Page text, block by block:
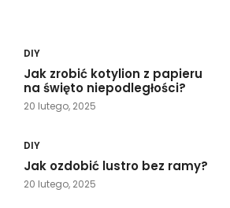
DIY
Jak zrobić kotylion z papieru
na święto niepodległości?
20 lutego, 2025
DIY
Jak ozdobić lustro bez ramy?
20 lutego, 2025